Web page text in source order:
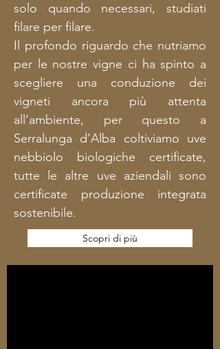
solo quando necessari, studiati
filare per filare.
Il profondo riguardo che nutriamo
per le nostre vigne ci ha spinto a
scegliere una conduzione dei
vigneti ancora più attenta
all’ambiente, per questo a
Serralunga d’Alba coltiviamo uve
nebbiolo biologiche certificate,
tutte le altre uve aziendali sono
certificate produzione integrata
sostenibile.
Scopri di più